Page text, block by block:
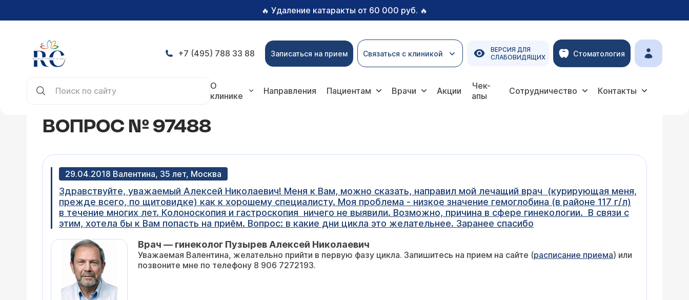
🔥 Удаление катаракты от 60 000 руб. 🔥
+7 (495) 788 33 88 Записаться на прием Связаться с клиникой
ВЕРСИЯ ДЛЯ
СЛАБОВИДЯЩИХ
Стоматология
О
клинике
Направления Пациентам Врачи Акции
Чек-
апы
Сотрудничество Контакты
ВОПРОС № 97488
29.04.2018 Валентина, 35 лет, Москва
Здравствуйте, уважаемый Алексей Николаевич! Меня к Вам, можно сказать, направил мой лечащий врач (курирующая меня,
прежде всего, по щитовидке) как к хорошему специалисту. Моя проблема - низкое значение гемоглобина (в районе 117 г/л)
в течение многих лет. Колоноскопия и гастроскопия ничего не выявили. Возможно, причина в сфере гинекологии. В связи с
этим, хотела бы к Вам попасть на приём. Вопрос: в какие дни цикла это желательнее. Заранее спасибо
Врач — гинеколог Пузырев Алексей Николаевич
Уважаемая Валентина, желательно прийти в первую фазу цикла. Запишитесь на прием на сайте (расписание приема) или
позвоните мне по телефону 8 906 7272193.